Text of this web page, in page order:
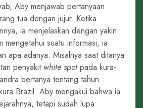
Aby menjawab pertanyaan
tua dengan jujur. Ketika
ia menjelaskan dengan yakin.
mengetahui suatu informasi, ia
apa adanya. Misalnya saat ditanya
penyakit white spotpada kura-
bertanya tentang tahun
Brazil. Aby mengakui bahwa ia
tetapi sudah lupa